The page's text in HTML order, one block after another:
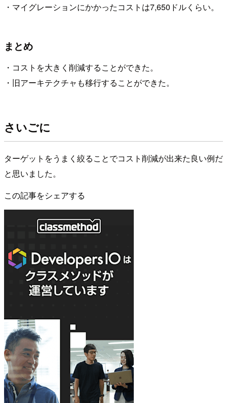
・マイグレーションにかかったコストは7,650ドルくらい。
まとめ
・コストを大きく削減することができた。
・旧アーキテクチャも移行することができた。
さいごに
ターゲットをうまく絞ることでコスト削減が出来た良い例だ
と思いました。
この記事をシェアする